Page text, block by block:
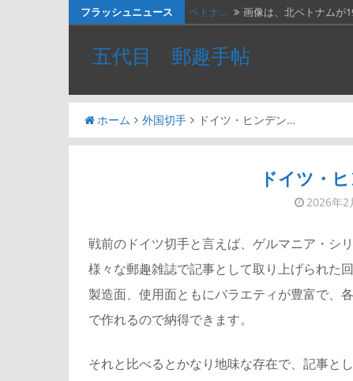
ツ
ス
フラッシュニュース ベトナ… 画像は、北ベトナムが
料金収… 画像は、1990年代初頭
２種類… 画像の２枚の第三次昭
かつお… ２週間無休で、やっと
五代目 郵趣手帖
ホーム 外国切手 ドイツ・ヒンデン…
ドイツ・
2026年2
戦前のドイツ切手と言えば、ゲルマニア・シリ
様々な郵趣雑誌で記事として取り上げられた
製造面、使用面ともにバラエティが豊富で、
で作れるので納得できます。
それと比べるとかなり地味な存在で、記事と